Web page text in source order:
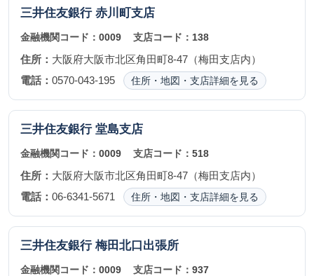
三井住友銀行 赤川町支店
金融機関コード： 0009 支店コード： 138
住所： 大阪府大阪市北区角田町8-47（梅田支店内）
電話： 0570-043-195 住所・地図・支店詳細を見る
三井住友銀行 堂島支店
金融機関コード： 0009 支店コード：518
住所： 大阪府大阪市北区角田町8-47（梅田支店内）
電話： 06-6341-5671 住所・地図・支店詳細を見る
三井住友銀行 梅田北口出張所
金融機関コード： 0009 支店コード：937